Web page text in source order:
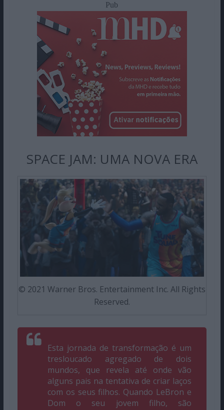
Pub
SPACE JAM: UMA NOVA ERA
© 2021 Warner Bros. Entertainment Inc. All Rights
Reserved.
Esta jornada de transformação é um
tresloucado agregado de dois
mundos, que revela até onde vão
alguns pais na tentativa de criar laços
com os seus filhos. Quando LeBron e
Dom o seu jovem filho, são